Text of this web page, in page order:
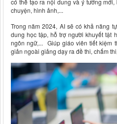
có thể tạo ra nội dung và ý tưởng
chuyện, hình ảnh,...
Trong năm 2024, AI sẽ có khả năng
dung học tập, hỗ trợ người khuyết tật
ngôn ngữ,... Giúp giáo viên tiết kiệm
giản ngoài giảng dạy ra đề thi, chấm